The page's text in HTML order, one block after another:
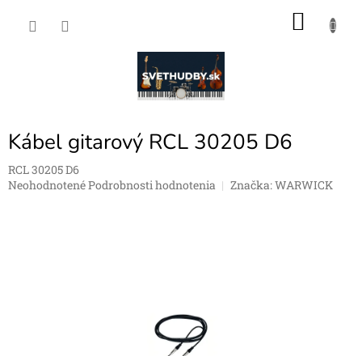
Kábel gitarový RCL 30205 D6
RCL 30205 D6
Priemerné
NeohodnotenéPodrobnosti hodnotenia Značka:WARWICK